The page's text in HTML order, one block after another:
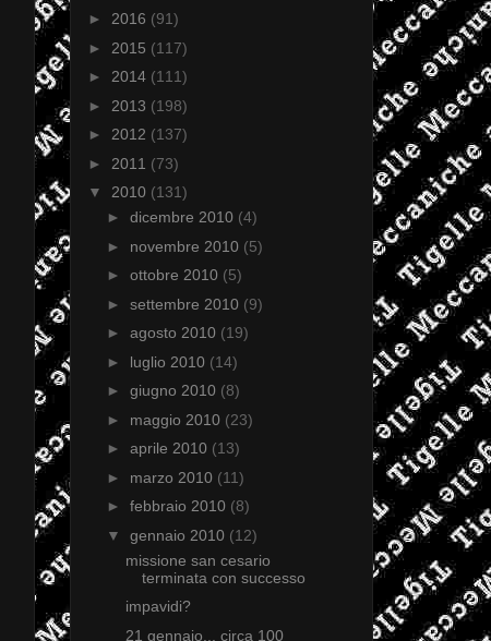
► 2016 (91)
► 2015 (117)
► 2014 (111)
► 2013 (198)
► 2012 (137)
► 2011 (73)
▼ 2010 (131)
► dicembre 2010 (4)
► novembre 2010 (5)
► ottobre 2010 (5)
► settembre 2010 (9)
► agosto 2010 (19)
► luglio 2010 (14)
► giugno 2010 (8)
► maggio 2010 (23)
► aprile 2010 (13)
► marzo 2010 (11)
► febbraio 2010 (8)
▼ gennaio 2010 (12)
missione san cesario
terminata con successo
impavidi?
21 gennaio... circa 100